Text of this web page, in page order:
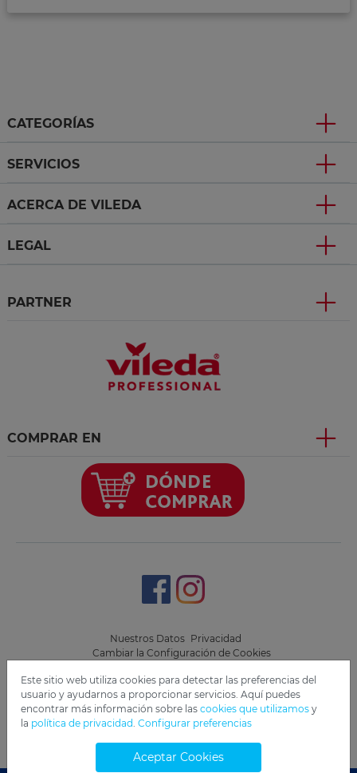
CATEGORÍAS
SERVICIOS
ACERCA DE VILEDA
LEGAL
PARTNER
COMPRAR EN
Copyright 2019 Freudenberg Home and Cleaning Solutions
GmbH.
Nuestros Datos Privacidad
Cambiar la Configuración de Cookies
Este sitio web utiliza cookies para detectar las preferencias del
usuario y ayudarnos a proporcionar servicios. Aquí puedes
encontrar más información sobre las cookies que utilizamos y
la política de privacidad. Configurar preferencias
Aceptar Cookies